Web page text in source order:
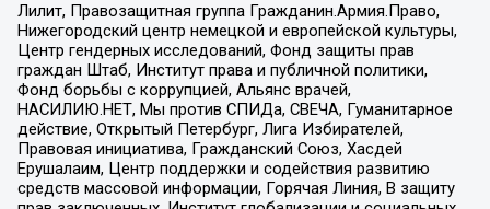
Лилит, Правозащитная группа Гражданин.Армия.Право,
Нижегородский центр немецкой и европейской культуры,
Центр гендерных исследований, Фонд защиты прав
граждан Штаб, Институт права и публичной политики,
Фонд борьбы с коррупцией, Альянс врачей,
НАСИЛИЮ.НЕТ, Мы против СПИДа, СВЕЧА, Гуманитарное
действие, Открытый Петербург, Лига Избирателей,
Правовая инициатива, Гражданский Союз, Хасдей
Ерушалаим, Центр поддержки и содействия развитию
средств массовой информации, Горячая Линия, В защиту